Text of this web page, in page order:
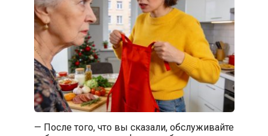
— После того, что вы сказали, обслуживайте